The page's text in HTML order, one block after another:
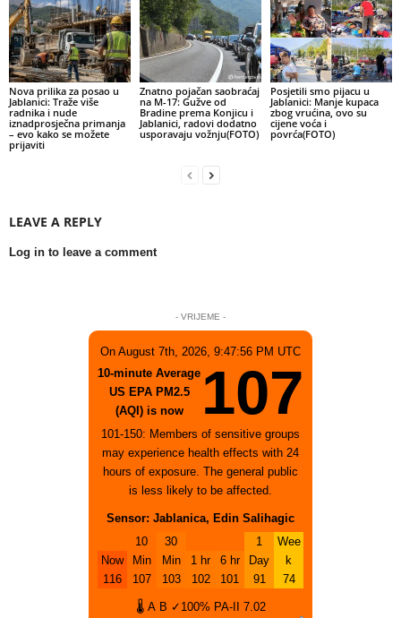
Nova prilika za posao u
Jablanici: Traže više
radnika i nude
iznadprosječna primanja
– evo kako se možete
prijaviti
Znatno pojačan saobraćaj
na M-17: Gužve od
Bradine prema Konjicu i
Jablanici, radovi dodatno
usporavaju vožnju(FOTO)
Posjetili smo pijacu u
Jablanici: Manje kupaca
zbog vrućina, ovo su
cijene voća i
povrća(FOTO)
LEAVE A REPLY
Log in to leave a comment
- VRIJEME -
On August 7th, 2026, 9:47:56 PM UTC
10-minute Average
US EPA PM2.5
(AQI) is now
107
101-150: Members of sensitive groups
may experience health effects with 24
hours of exposure. The general public
is less likely to be affected.
Sensor: Jablanica, Edin Salihagic
Now
116
10
Min
107
30
Min
103
1 hr
102
6 hr
101
1
Day
91
Wee
k
74
🌡 A B ✓100% PA-II
7.02